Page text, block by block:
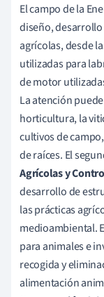
El campo de la
diseño,
agrícolas, desde
utilizadas para
de motor
La atención
horticultura, la
cultivos de
de raíces. El
Agrícolas y
desarrollo de
las prácticas
medioambiental.
para animales e
recogida y
alimentación